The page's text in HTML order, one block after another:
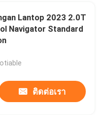
Lantop 2023 2.0T
Navigator Standard
ติดต่อเรา